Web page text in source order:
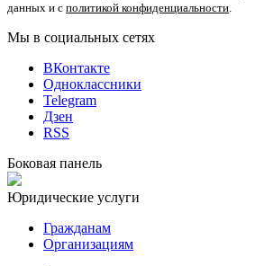
данных и с политикой конфиденциальности.
Мы в социальных сетях
ВКонтакте
Одноклассники
Telegram
Дзен
RSS
Боковая панель
Юридические услуги
Гражданам
Организациям